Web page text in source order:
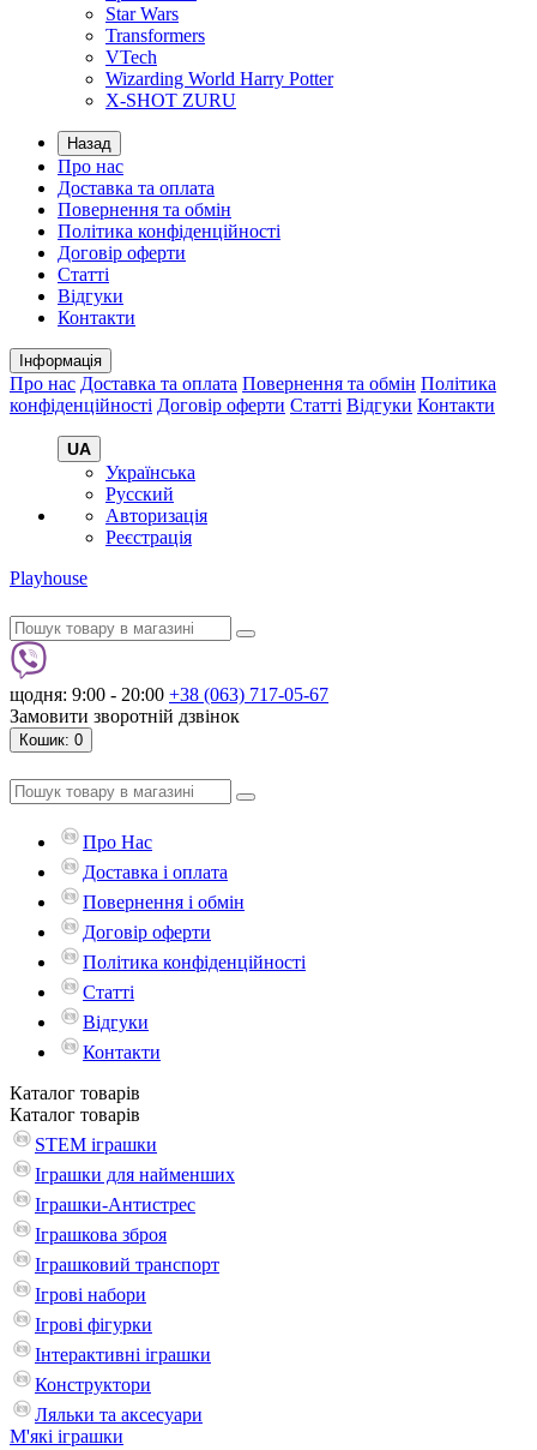
Star Wars
Transformers
VTech
Wizarding World Harry Potter
X-SHOT ZURU
Назад
Про нас
Доставка та оплата
Повернення та обмін
Політика конфіденційності
Договір оферти
Статті
Відгуки
Контакти
Інформація
Про нас Доставка та оплата Повернення та обмін Політика
конфіденційності Договір оферти Статті Відгуки Контакти
UA
Українська
Русский
Авторизація
Реєстрація
Playhouse
щодня: 9:00 - 20:00 +38 (063) 717-05-67
Замовити зворотній дзвінок
Кошик: 0
Про Нас
Доставка і оплата
Повернення і обмін
Договір оферти
Політика конфіденційності
Статті
Відгуки
Контакти
Каталог товарів
Каталог товарів
STEM іграшки
Іграшки для найменших
Іграшки-Антистрес
Іграшкова зброя
Іграшковий транспорт
Ігрові набори
Ігрові фігурки
Інтерактивні іграшки
Конструктори
Ляльки та аксесуари
М'які іграшки